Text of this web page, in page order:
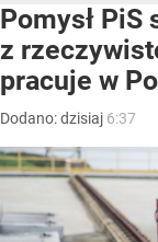
Pomysł PiS
z
pracuje w
Dodano:dzisiaj 6:37